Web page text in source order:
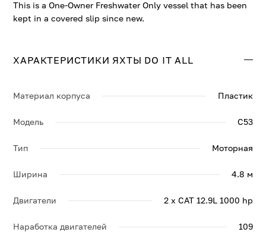
This is a One-Owner Freshwater Only vessel that has been
kept in a covered slip since new.
ХАРАКТЕРИСТИКИ ЯХТЫ DO IT ALL
Материал корпуса Пластик
Модель C53
Тип Моторная
Ширина 4.8 м
Двигатели 2 x CAT 12.9L 1000 hp
Наработка двигателей 109